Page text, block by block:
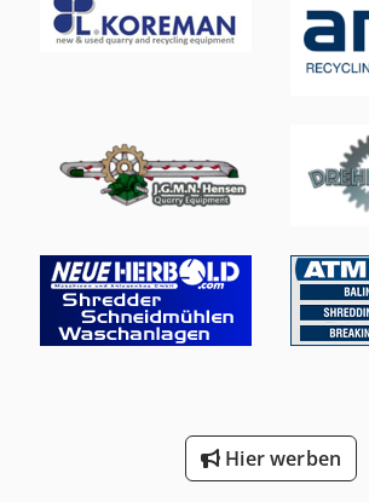
Hier werben